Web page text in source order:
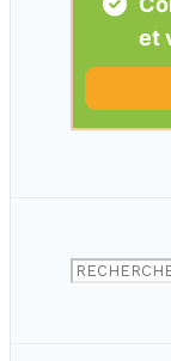
Rechercher :